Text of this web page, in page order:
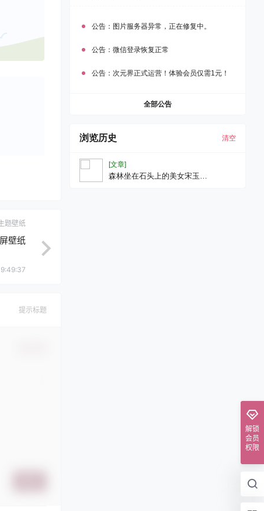
题壁纸
壁纸
提示标题
公告： 图片服务器异常，正在修复中。
公告： 微信登录恢复正常
公告： 次元界正式运营！体验会员仅需1元！
全部公告
浏览历史 清空
[文章]
森林坐在石头上的美女宋玉
解锁
会员
权限